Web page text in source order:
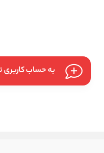
به حساب کاربری